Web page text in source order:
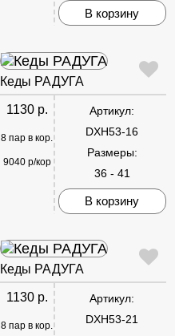
В корзину
Кеды РАДУГА
1130 р.
8 пар в кор.
9040 р/кор
Артикул:
DXH53-16
Размеры:
36 - 41
В корзину
Кеды РАДУГА
1130 р.
8 пар в кор.
Артикул:
DXH53-21